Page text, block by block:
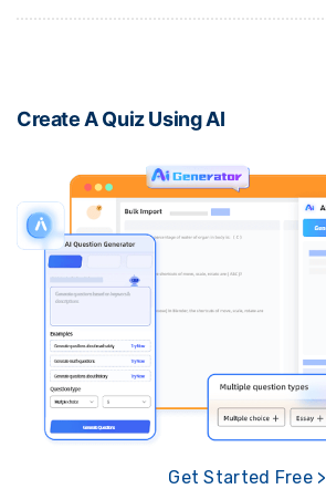
Create A Quiz Using AI
Get Started Free >